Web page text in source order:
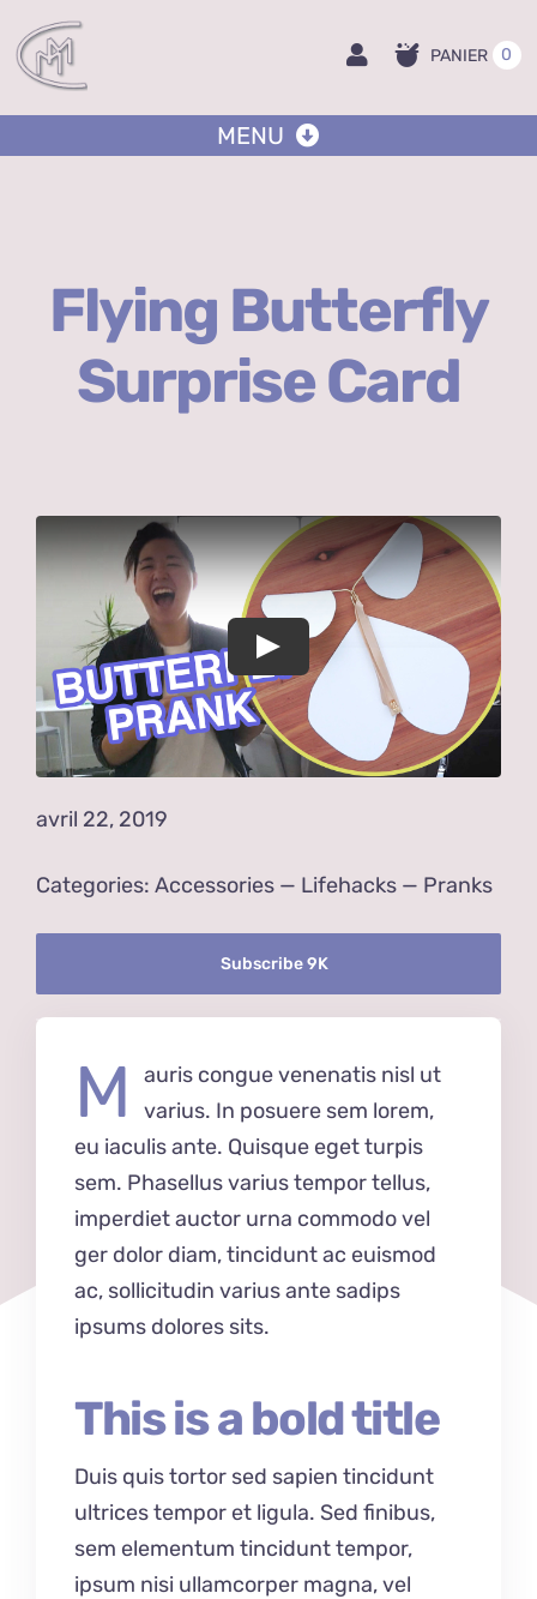
Passer
au
contenu
PANIER 0
MENU
Boutique
Pot sur mesure
Blog
Qui suis-je ?
Flying Butterfly
Surprise Card
avril 22, 2019
Categories: Accessories— Lifehacks— Pranks
Subscribe 9K
M
auris congue venenatis nisl ut
varius. In posuere sem lorem,
eu iaculis ante. Quisque eget turpis
sem. Phasellus varius tempor tellus,
imperdiet auctor urna commodo vel
ger dolor diam, tincidunt ac euismod
ac, sollicitudin varius ante sadips
ipsums dolores sits.
This is a bold title
Duis quis tortor sed sapien tincidunt
ultrices tempor et ligula. Sed finibus,
sem elementum tincidunt tempor,
ipsum nisi ullamcorper magna, vel